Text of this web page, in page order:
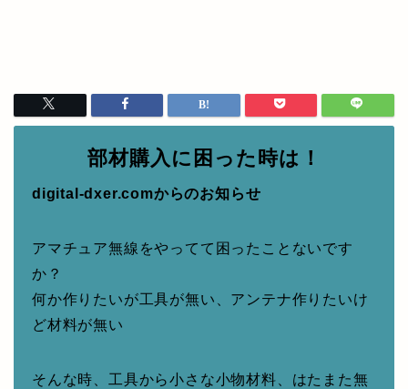
部材購入に困った時は！
digital-dxer.comからのお知らせ
アマチュア無線をやってて困ったことないです
か？
何か作りたいが工具が無い、アンテナ作りたいけ
ど材料が無い
そんな時、工具から小さな小物材料、はたまた無